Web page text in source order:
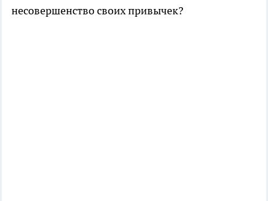
несовершенство своих привычек?